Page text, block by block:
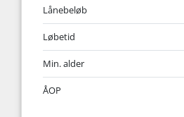
Lånebeløb
Løbetid
Min. alder
ÅOP